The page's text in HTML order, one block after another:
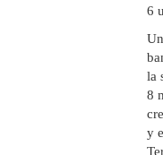
6
la
8
y